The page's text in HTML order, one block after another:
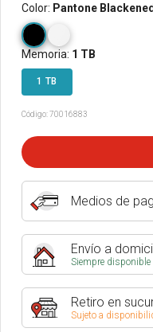
Color: Pantone
Memoria: 1 TB
1 TB
Código:70016883
Medios de
Envío a
Siempre disponible
Retiro en
Sujeto a